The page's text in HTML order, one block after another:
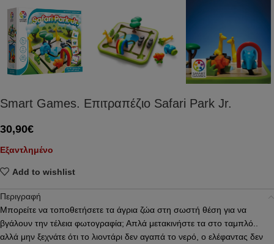
Smart Games. Eπιτραπέζιο Safari Park Jr.
30,90€
Εξαντλημένο
Add to wishlist
Περιγραφή
Μπορείτε να τοποθετήσετε τα άγρια ζώα στη σωστή θέση για να
βγάλουν την τέλεια φωτογραφία; Απλά μετακινήστε τα στο ταμπλό..
αλλά μην ξεχνάτε ότι το λιοντάρι δεν αγαπά το νερό, ο ελέφαντας δεν